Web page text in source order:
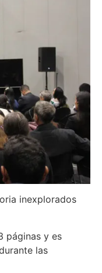
inexplorados
páginas y es
las